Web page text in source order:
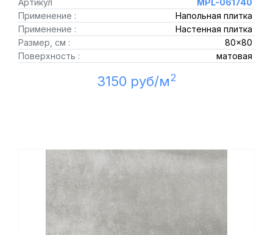
Артикул
MPL-061740
Применение :
Напольная плитка
Применение :
Настенная плитка
Размер, см :
80x80
Поверхность :
матовая
3150 руб/м2